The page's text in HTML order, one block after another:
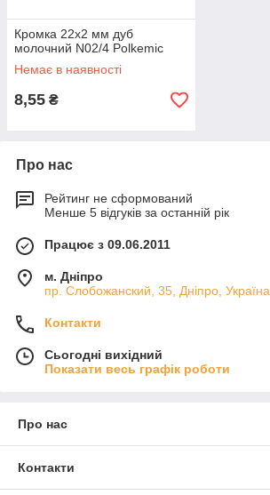
Кромка 22х2 мм дуб
молочний N02/4 Polkemic
Немає в наявності
8,55 ₴
Про нас
Рейтинг не сформований
Менше 5 відгуків за останній рік
Працює з 09.06.2011
м. Дніпро
пр. Слобожанский, 35, Дніпро, Україна
Контакти
Сьогодні вихідний
Показати весь графік роботи
Про нас
Контакти